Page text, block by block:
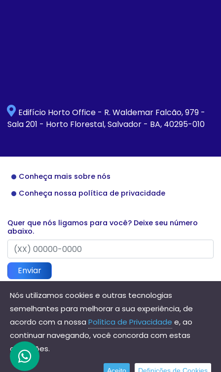
Edifício Horto Office - R. Waldemar Falcão, 979 -
Sala 201 - Horto Florestal, Salvador - BA, 40295-010
Conheça mais sobre nós
Conheça nossa política de privacidade
Quer que nós ligamos para você? Deixe seu número
abaixo.
Enviar
Direitos reservados à Hannis Contabilidade - 2026
Nós utilizamos cookies e outras tecnologias
semelhantes para melhorar a sua experiência, de
acordo com a nossa Política de Privacidade e, ao
continuar navegando, você concorda com estas
condições.